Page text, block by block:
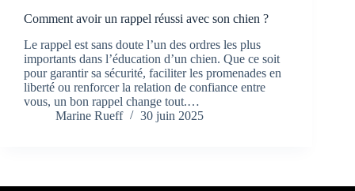
Comment avoir un rappel réussi avec son chien ?
Le rappel est sans doute l’un des ordres les plus
importants dans l’éducation d’un chien. Que ce soit
pour garantir sa sécurité, faciliter les promenades en
liberté ou renforcer la relation de confiance entre
vous, un bon rappel change tout.…
Marine Rueff
30 juin 2025